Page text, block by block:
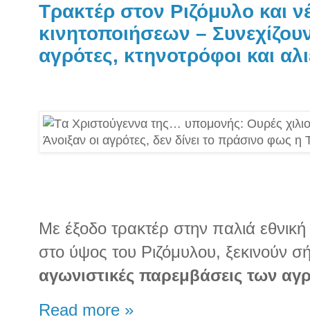
Τρακτέρ στον Ριζόμυλο και
κινητοποιήσεων –
αγρότες, κτηνοτρόφοι και
Με έξοδο τρακτέρ στην παλιά
στο ύψος του Ριζόμυλου, ξεκινούν
αγωνιστικές παρεμβάσεις των
Read more »